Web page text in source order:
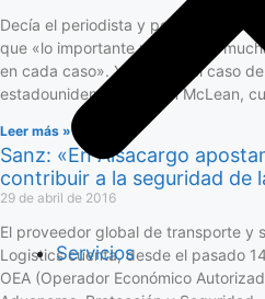
Servicios
Decía el periodista y poeta
que «lo importante no es tener
en cada caso». Y éste fue el caso
estadounidense, Malcom McLean,
Leer más »
Sanz: «En Alsacargo
contribuir a la seguridad de
29 de abril de 2016
El proveedor global de transporte y
Logistics cuenta, desde el pasado
OEA (Operador Económico